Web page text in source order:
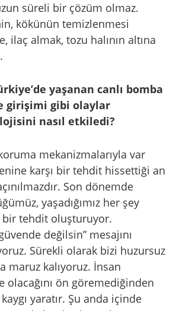
süreli bir çözüm olmaz.
kökünün temizlenmesi
ilaç almak, tozu halının altına
yaşanan canlı bomba
girişimi gibi olaylar
nasıl etkiledi?
mekanizmalarıyla var
karşı bir tehdit hissettiği an
Son dönemde
yaşadığımız her şey
bir tehdit oluşturuyor.
değilsin” mesajını
Sürekli olarak bizi huzursuz
maruz kalıyoruz. İnsan
olacağını ön göremediğinden
yaratır. Şu anda içinde